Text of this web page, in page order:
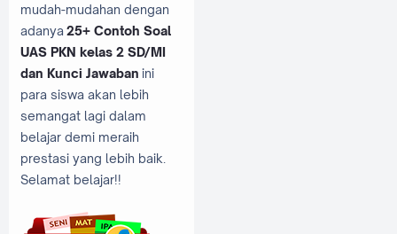
mudah-mudahan dengan
adanya 25+ Contoh Soal
UAS PKN kelas 2 SD/MI
dan Kunci Jawaban ini
para siswa akan lebih
semangat lagi dalam
belajar demi meraih
prestasi yang lebih baik.
Selamat belajar!!